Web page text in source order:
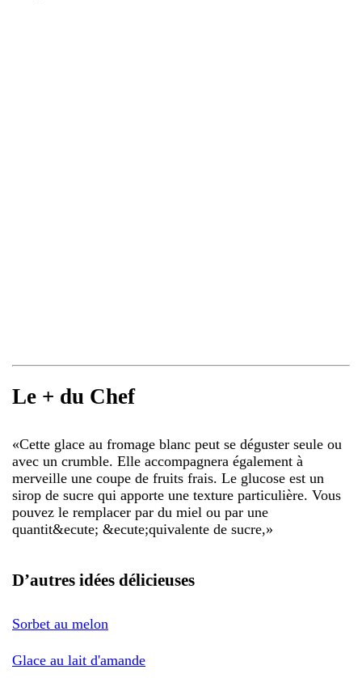
Le + du Chef
«Cette glace au fromage blanc peut se déguster seule ou
avec un crumble. Elle accompagnera également à
merveille une coupe de fruits frais. Le glucose est un
sirop de sucre qui apporte une texture particulière. Vous
pouvez le remplacer par du miel ou par une
quantit&ecute; &ecute;quivalente de sucre,»
D’autres idées délicieuses
Sorbet au melon
Glace au lait d'amande